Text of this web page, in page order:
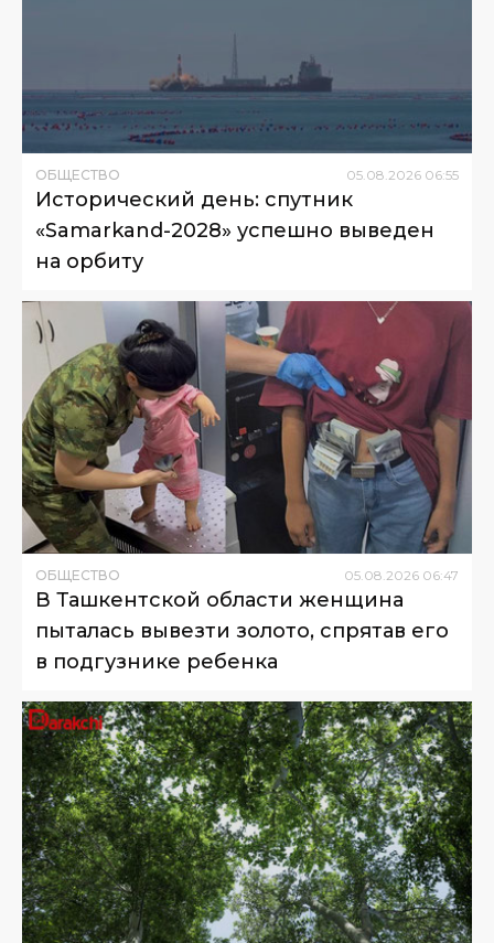
ОБЩЕСТВО 05 08 2026 06:55
Исторический день: спутник
«Samarkand-2028» успешно выведен
на орбиту
ОБЩЕСТВО 05.08.2026 06:47
В Ташкентской области женщина
пыталась вывезти золото, спрятав его
в подгузнике ребенка